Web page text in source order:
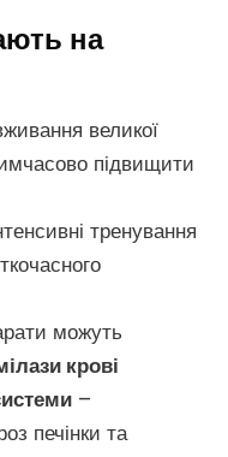
на
великої
підвищити
тренування
можуть
крові
–
печінки та